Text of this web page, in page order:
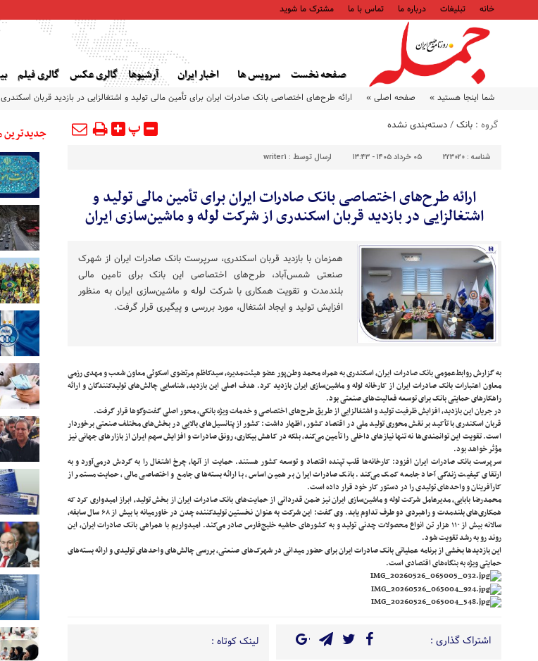
خانه تبلیغات درباره ما تماس با ما مشترک ما شوید
صفحه نخست سرویس ها اخبار ایران آرشیوها گالری عکس گالری فیلم
شما اینجا هستید » صفحه اصلی » ارائه طرح‌های اختصاصی بانک صادرات ایران برای تأمین مالی تولید و اشتغالزایی در بازدید قربان
گروه : بانک/دسته‌بندی نشده پ
شناسه : 223020 ۰۵ خرداد ۱۴۰۵ - ۱۳:۴۳ ارسال توسط : writer1
ارائه طرح‌های اختصاصی بانک صادرات ایران برای تأمین مالی تولید و
اشتغالزایی در بازدید قربان اسکندری از شرکت لوله و ماشین‌سازی ایران
همزمان با بازدید قربان اسکندری، سرپرست بانک صادرات ایران از شهرک
صنعتی شمس‌آباد، طرح‌های اختصاصی این بانک برای تامین مالی
بلندمدت و تقویت همکاری با شرکت لوله و ماشین‌سازی ایران به منظور
افزایش تولید و ایجاد اشتغال، مورد بررسی و پیگیری قرار گرفت.
به گزارش روابط‌عمومی بانک صادرات ایران، اسکندری به همراه محمد وطن‌پور عضو هیئت‌مدیره، سیدکاظم مرتضوی اسکوئی معاون شعب و مهدی رزمی
معاون اعتبارات بانک صادرات ایران از کارخانه لوله و ماشین‌سازی ایران بازدید کرد. هدف اصلی این بازدید، شناسایی چالش‌های تولیدکنندگان و ارائه
راهکارهای حمایتی بانک برای توسعه فعالیت‌های صنعتی بود.
در جریان این بازدید، افزایش ظرفیت تولید و اشتغالزایی از طریق طرح‌های اختصاصی و خدمات ویژه بانکی، محور اصلی گفت‌وگوها قرار گرفت.
قربان اسکندری با تأکید بر نقش محوری تولید ملی در اقتصاد کشور، اظهار داشت: کشور از پتانسیل‌های بالایی در بخش‌های مختلف صنعتی برخوردار
است. تقویت این توانمندی‌ها نه تنها نیازهای داخلی را تأمین می‌کند، بلکه در کاهش بیکاری، رونق صادرات و افزایش سهم ایران از بازارهای جهانی نیز
مؤثر خواهد بود.
​سرپرست بانک صادرات ایران افزود: کارخانه‌ها قلب تپنده اقتصاد و توسعه کشور هستند. حمایت از آنها، چرخ اشتغال را به گردش درمی‌آورد و به
ارتقای کیفیت زندگی آحاد جامعه کمک می‌کند. بانک صادرات ایران بر همین اساس، با ارائه بسته‌های جامع و اختصاصی مالی، حمایت مستمر از
کارآفرینان و واحدهای تولیدی را در دستور کار خود قرار داده است.
محمدرضا بابایی، مدیرعامل شرکت لوله و ماشین‌سازی ایران نیز ضمن قدردانی از حمایت‌های بانک صادرات ایران از بخش تولید، ابراز امیدواری کرد که
همکاری‌های بلندمدت و راهبردی دو طرف تداوم یابد. وی گفت: این شرکت به عنوان نخستین تولیدکننده چدن در خاورمیانه با بیش از ۶۸ سال سابقه،
سالانه بیش از ۱۱۰ هزار تن انواع محصولات چدنی تولید و به کشورهای حاشیه خلیج‌فارس صادر می‌کند. امیدواریم با همراهی بانک صادرات ایران، این
روند رو به رشد تقویت شود.
این بازدیدها بخشی از برنامه عملیاتی بانک صادرات ایران برای حضور میدانی در شهرک‌های صنعتی، بررسی چالش‌های واحدهای تولیدی و ارائه بسته‌های
حمایتی ویژه به بنگاه‌های اقتصادی است.
اشتراک گذاری : لینک کوتاه :